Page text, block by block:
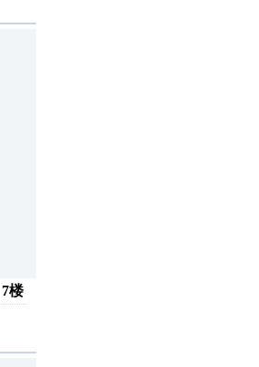
7楼